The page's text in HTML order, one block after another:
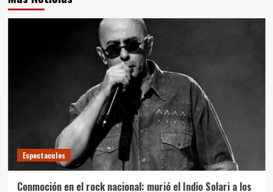
Espectaculos
Conmoción en el rock nacional: murió el Indio Solari a los